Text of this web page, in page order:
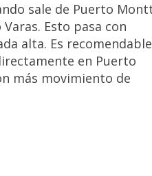
sale de Puerto
Esto pasa con
alta. Es
en Puerto
más movimiento de